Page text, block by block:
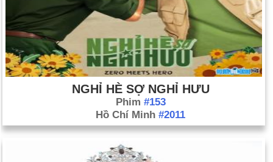
NGHỈ HÈ SỢ NGHỈ HƯU
Phim #153
Hồ Chí Minh #2011